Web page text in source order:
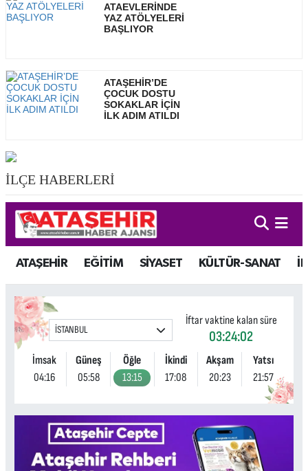
ATAEVLERİNDE
YAZ ATÖLYELERİ
BAŞLIYOR
ATAŞEHİR’DE
ÇOCUK DOSTU
SOKAKLAR İÇİN
İLK ADIM ATILDI
İLÇE HABERLERİ